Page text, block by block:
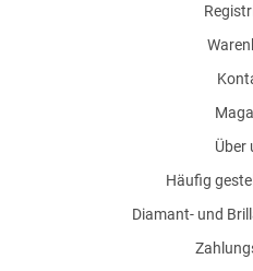
Über
Häufig
Diamant- und